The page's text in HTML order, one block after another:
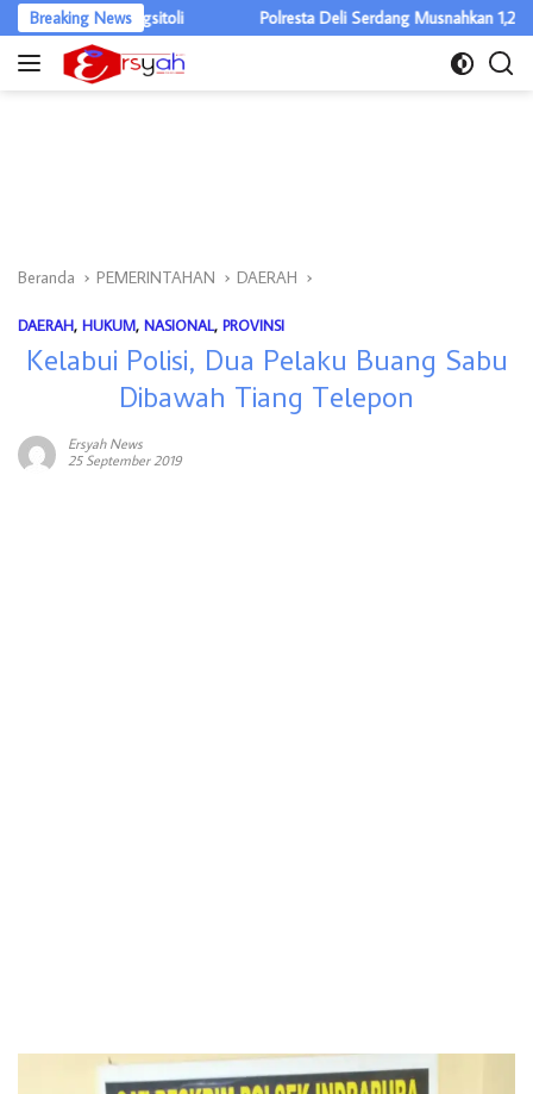
Langsung
ke
Breaking News Polresta Deli Serdang Musnahkan 1,2 Kg Sabu, Klaim
Beranda PEMERINTAHAN DAERAH
DAERAH, HUKUM, NASIONAL, PROVINSI
Kelabui Polisi, Dua Pelaku Buang Sabu
Dibawah Tiang Telepon
Ersyah News
25 September 2019